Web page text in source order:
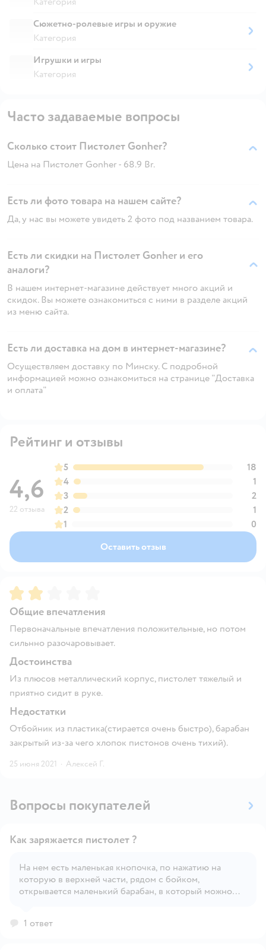
Сюжетно-ролевые игры и оружие
Категория
Игрушки и игры
Категория
Часто задаваемые вопросы
Сколько стоит Пистолет Gonher?
Цена на Пистолет Gonher - 68.9 Br.
Есть ли фото товара на нашем сайте?
Да, у нас вы можете увидеть 2 фото под названием товара.
Есть ли скидки на Пистолет Gonher и его
аналоги?
В нашем интернет-магазине действует много акций и
скидок. Вы можете ознакомиться с ними в разделе акций
из меню сайта.
Есть ли доставка на дом в интернет-магазине?
Осуществляем доставку по Минску. С подробной
информацией можно ознакомиться на странице "Доставка
и оплата"
Рейтинг и отзывы
4,6
22 отзыва
5
18
4
1
3
2
2
1
1
0
Оставить отзыв
Рейтинг:
Общие впечатления
Первоначальные впечатления положительные, но потом
сильнно разочаровывает.
Достоинства
Из плюсов металлический корпус, пистолет тяжелый и
приятно сидит в руке.
Недостатки
Отбойник из пластика(стирается очень быстро), барабан
закрытый из-за чего хлопок пистонов очень тихий).
25 июня 2021 · Алексей Г.
Вопросы покупателей
Открыть вопрос
Как заряжается пистолет ?
На нем есть маленькая кнопочка, по нажатию на
которую в верхней части, рядом с бойком,
открывается маленький барабан, в который можно
1 ответ